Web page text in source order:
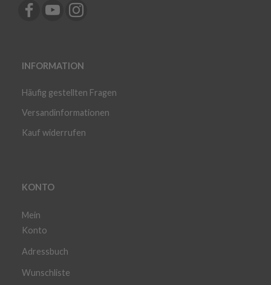
INFORMATION
Häufig gestellten Fragen
Versandinformationen
Kauf widerrufen
KONTO
Mein
Konto
Adressbuch
Wunschliste